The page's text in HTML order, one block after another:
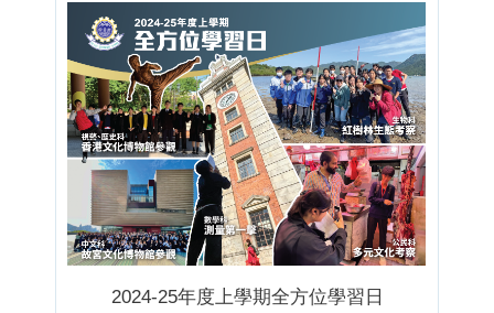
2024-25年度上學期全方位學習日